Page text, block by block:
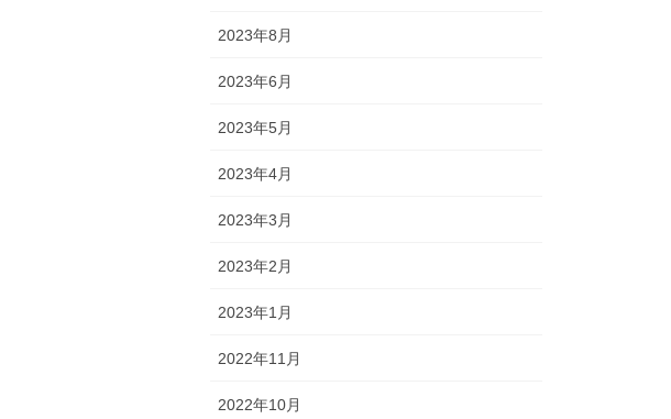
2023年8月
2023年6月
2023年5月
2023年4月
2023年3月
2023年2月
2023年1月
2022年11月
2022年10月